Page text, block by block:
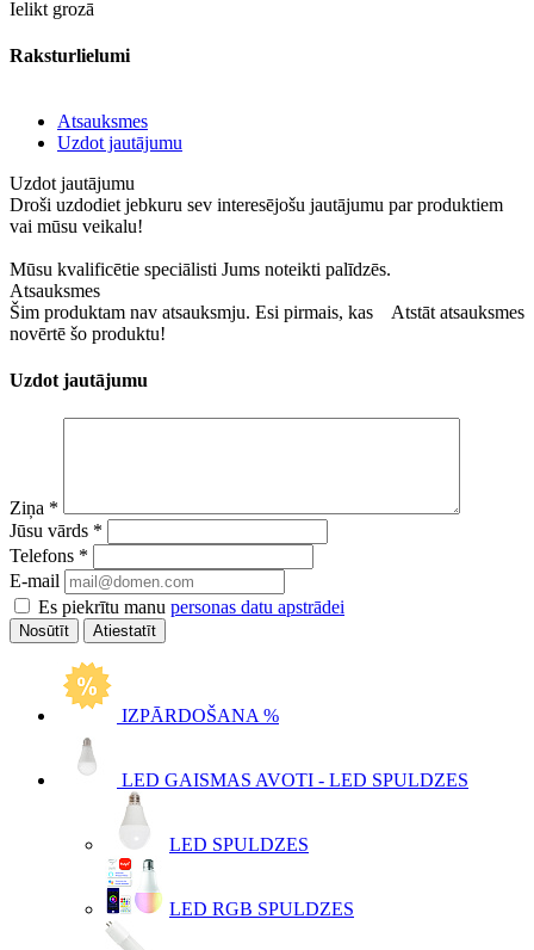
Ielikt grozā
Raksturlielumi
Atsauksmes
Uzdot jautājumu
Uzdot jautājumu
Droši uzdodiet jebkuru sev interesējošu jautājumu par produktiem
vai mūsu veikalu!
Mūsu kvalificētie speciālisti Jums noteikti palīdzēs.
Atsauksmes
Atstāt atsauksmes
Šim produktam nav atsauksmju. Esi pirmais, kas
novērtē šo produktu!
Uzdot jautājumu
Ziņa *
Jūsu vārds *
Telefons *
E-mail
Es piekrītu manu personas datu apstrādei
Atiestatīt
IZPĀRDOŠANA %
LED GAISMAS AVOTI - LED SPULDZES
LED SPULDZES
LED RGB SPULDZES